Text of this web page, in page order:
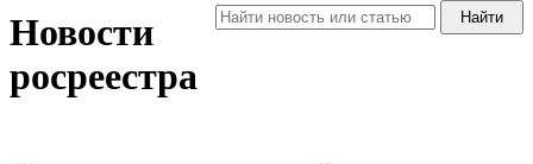
Новости
росреестра